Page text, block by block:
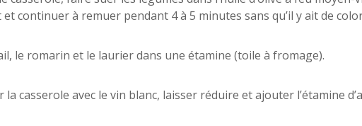
et continuer à remuer pendant 4 à 5 minutes sans qu’il y ait de
le romarin et le laurier dans une étamine (toile à fromage).
la casserole avec le vin blanc, laisser réduire et ajouter l’étamine